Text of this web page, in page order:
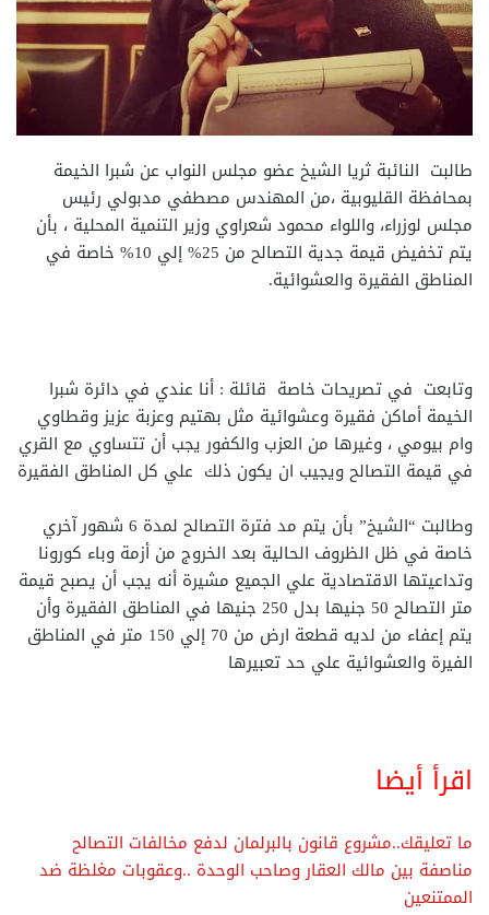
طالبت النائبة ثريا الشيخ عضو مجلس النواب عن شبرا الخيمة
بمحافظة القليوبية ،من المهندس مصطفي مدبولي رئيس
مجلس لوزراء، واللواء محمود شعراوي وزير التنمية المحلية ، بأن
يتم تخفيض قيمة جدية التصالح من 25% إلي 10% خاصة في
المناطق الفقيرة والعشوائية.
وتابعت في تصريحات خاصة قائلة : أنا عندي في دائرة شبرا
الخيمة أماكن فقيرة وعشوائية مثل بهتيم وعزبة عزيز وقطاوي
وام بيومي ، وغيرها من العزب والكفور يجب أن تتساوي مع القري
في قيمة التصالح ويجيب ان يكون ذلك علي كل المناطق الفقيرة
وطالبت “الشيخ” بأن يتم مد فترة التصالح لمدة 6 شهور آخري
خاصة في ظل الظروف الحالية بعد الخروج من أزمة وباء كورونا
وتداعيتها الاقتصادية علي الجميع مشيرة أنه يجب أن يصبح قيمة
متر التصالح 50 جنيها بدل 250 جنيها في المناطق الفقيرة وأن
يتم إعفاء من لديه قطعة ارض من 70 إلي 150 متر في المناطق
الفيرة والعشوائية علي حد تعبيرها
اقرأ أيضا
ما تعليقك..مشروع قانون بالبرلمان لدفع مخالفات التصالح
مناصفة بين مالك العقار وصاحب الوحدة ..وعقوبات مغلظة ضد
الممتنعين